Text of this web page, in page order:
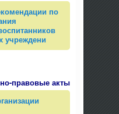
по
учреждени
правовые акты